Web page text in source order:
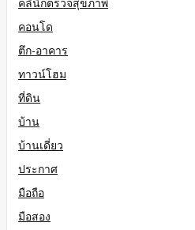
คลินิกตรวจสุขภาพ
คอนโด
ตึก-อาคาร
ทาวน์โฮม
ที่ดิน
บ้าน
บ้านเดี่ยว
ประกาศ
มือถือ
มือสอง